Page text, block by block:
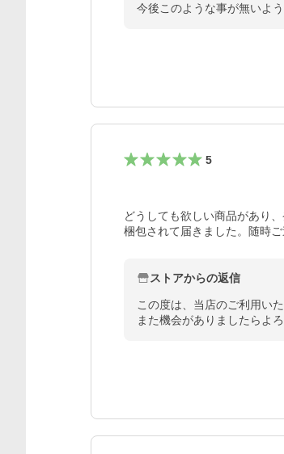
今後このような事が無いよう
5
どうしても欲しい商品があり
梱包されて届きました。随時
ストアからの返信
この度は、当店のご利用い
また機会がありましたらよ